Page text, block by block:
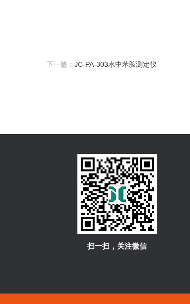
下一篇： JC-PA-303水中苯胺测定仪
扫一扫，关注微信